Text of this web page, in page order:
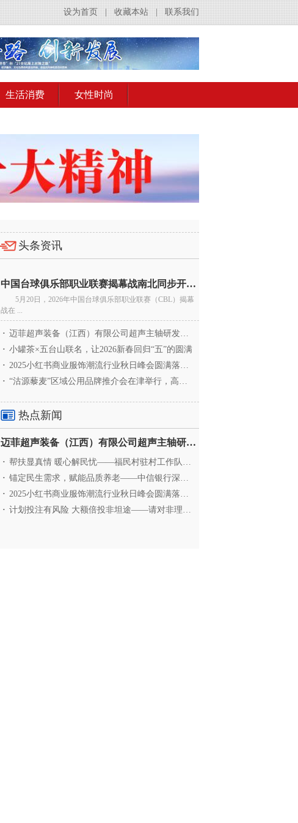
联系我们
收藏本站
设为首页
生活消费 女性时尚
头条资讯
中国台球俱乐部职业联赛揭幕战南北同步开杆 首届CBL
5月20日，2026年中国台球俱乐部职业联赛（CBL）揭幕
战在 ...
· 迈菲超声装备（江西）有限公司超声主轴研发和生产项
· 小罐茶×五台山联名，让2026新春回归“五”的圆满
· 2025小红书商业服饰潮流行业秋日峰会圆满落幕，携手
· “沽源藜麦”区域公用品牌推介会在津举行，高蛋白产业
热点新闻
迈菲超声装备（江西）有限公司超声主轴研发和生产项
· 帮扶显真情 暖心解民忧——福民村驻村工作队与村委心系
· 锚定民生需求，赋能品质养老——中信银行深圳分行养老
· 2025小红书商业服饰潮流行业秋日峰会圆满落幕，携手
· 计划投注有风险 大额倍投非坦途——请对非理性购彩说“